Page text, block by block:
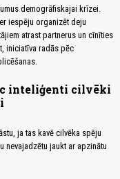
demogrāfiskajai krīzei.
iespēju organizēt deju
atrast partnerus un cīnīties
iniciatīva radās pēc
inteliģenti cilvēki
ja tas kavē cilvēka spēju
nevajadzētu jaukt ar apzinātu